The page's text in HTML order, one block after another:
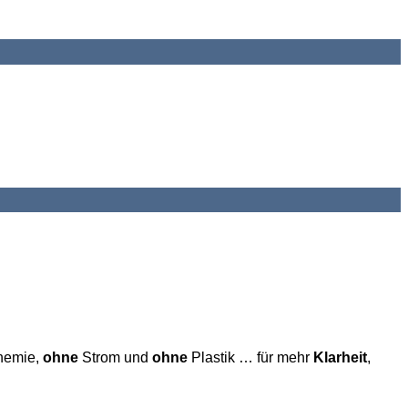
Add to wishlist
Add to wishlist
ohne Strom und ohne Plastik … für mehr Klarheit,